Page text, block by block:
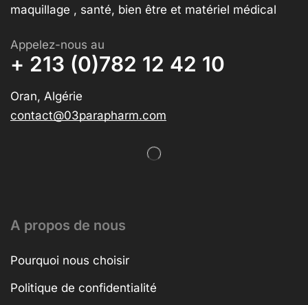
maquillage , santé, bien être et matériel médical
Appelez-nous au
+ 213 (0)782 12 42 10
Oran, Algérie
contact@03parapharm.com
A propos de nous
Pourquoi nous choisir
Politique de confidentialité